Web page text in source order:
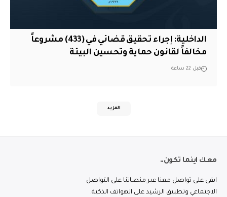
الداخلية: إجراء تحقيق قضائي في (433) مشروعاً
مخالفاً لقانون حماية وتحسين البيئة
قبل 22 ساعة
المزيد
معك اينما تكون..
ابقى على تواصل معنا عبر منصاتنا على التواصل
الاجتماعي وتطبيق الرشيد على الهواتف الذكية.